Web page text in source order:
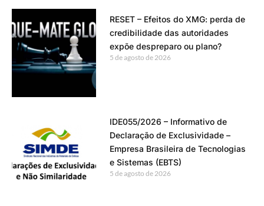
RESET – Efeitos do XMG: perda de
credibilidade das autoridades
expõe despreparo ou plano?
5 de agosto de 2026
IDE055/2026 – Informativo de
Declaração de Exclusividade –
Empresa Brasileira de Tecnologias
e Sistemas (EBTS)
5 de agosto de 2026